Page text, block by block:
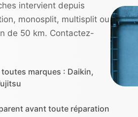
intervient depuis
monosplit, multisplit ou
de 50 km. Contactez-
marques : Daikin,
avant toute réparation